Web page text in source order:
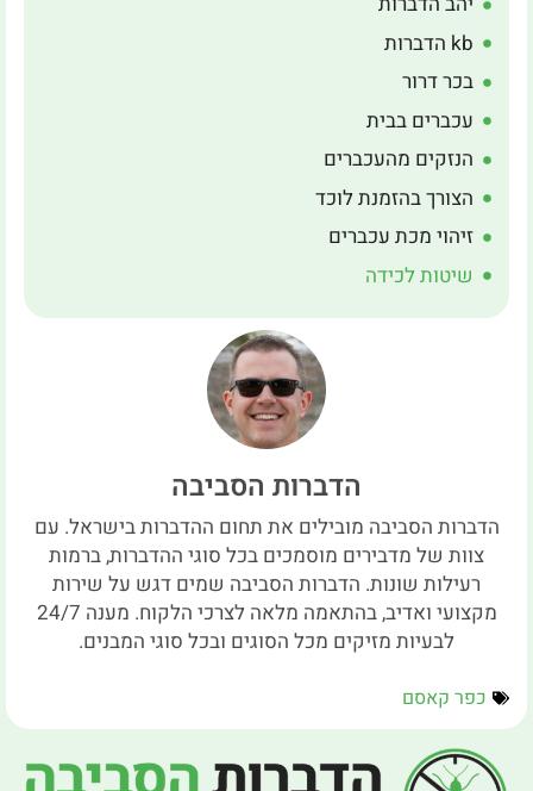
kb הדברות
בכר דרור
עכברים בבית
הנזקים מהעכברים
הצורך בהזמנת לוכד
זיהוי מכת עכברים
שיטות לכידה
הדברות הסביבה
הדברות הסביבה מובילים את תחום ההדברות בישראל. עם
צוות של מדבירים מוסמכים בכל סוגי ההדברות, ברמות
רעילות שונות. הדברות הסביבה שמים דגש על שירות
מקצועי ואדיב, בהתאמה מלאה לצרכי הלקוח. מענה 24/7
לבעיות מזיקים מכל הסוגים ובכל סוגי המבנים.
כפר קאסם